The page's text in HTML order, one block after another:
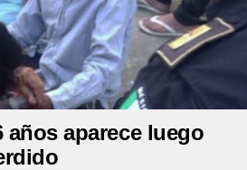
años aparece luego